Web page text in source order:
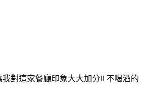
對這家餐廳印象大大加分!! 不喝酒的